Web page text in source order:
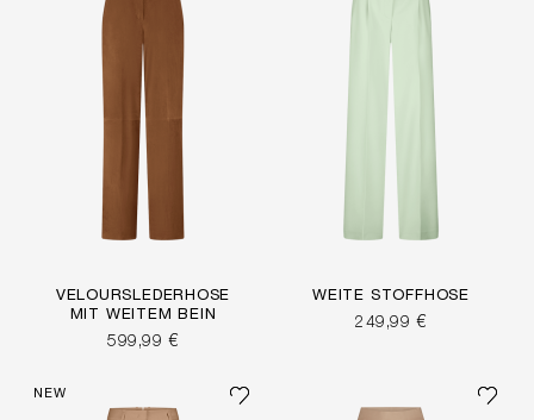
VELOURSLEDERHOSE
MIT WEITEM BEIN
599,99 €
WEITE STOFFHOSE
249,99 €
NEW